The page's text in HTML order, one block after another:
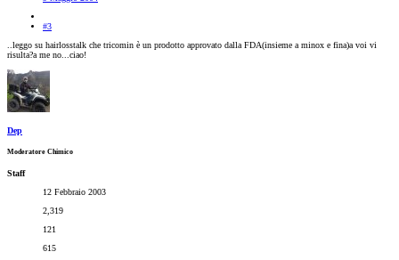
#3
..leggo su hairlosstalk che tricomin è un prodotto approvato dalla FDA(insieme a minox e fina)a voi vi
risulta?a me no...ciao!
Dep
Moderatore Chimico
Staff
12 Febbraio 2003
2,319
121
615